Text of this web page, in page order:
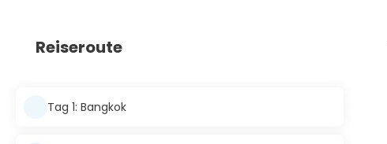
Reiseroute
Tag 1: Bangkok